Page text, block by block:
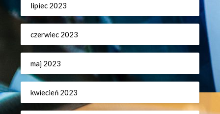
lipiec 2023
czerwiec 2023
maj 2023
kwiecień 2023